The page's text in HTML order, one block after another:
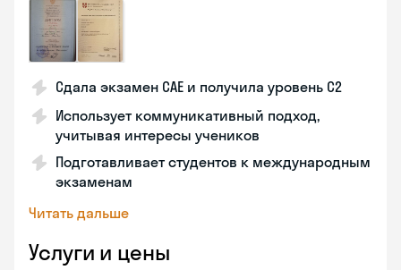
Сдала экзамен CAE и получила уровень С2
Использует коммуникативный подход,
учитывая интересы учеников
Подготавливает студентов к международным
экзаменам
Читать дальше
Услуги и цены